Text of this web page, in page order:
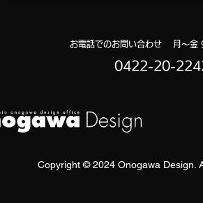
さらにパワーアップ！
お電話でのお問い合わせ 月〜
0422-20-
Copyright © 2024 Onogawa Design.